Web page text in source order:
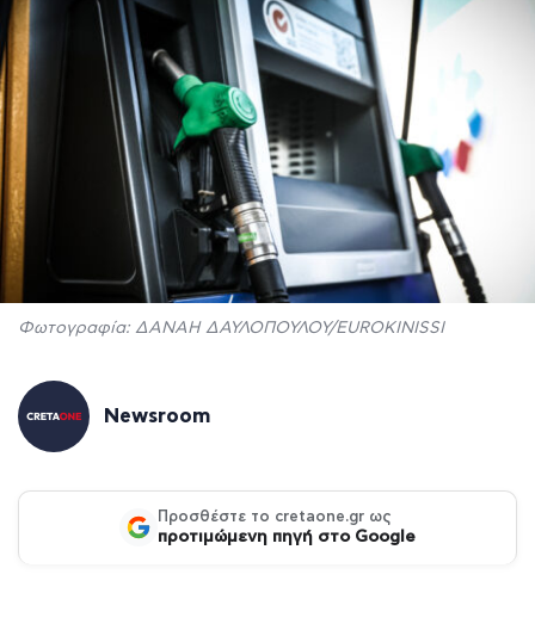
Φωτογραφία: ΔΑΝΑΗ ΔΑΥΛΟΠΟΥΛΟΥ/EUROKINISSI
Newsroom
Προσθέστε το cretaone.gr ως
προτιμώμενη πηγή στο Google